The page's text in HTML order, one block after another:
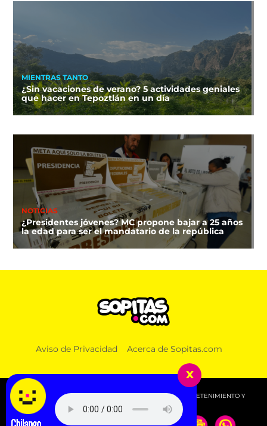
MIENTRAS TANTO
¿Sin vacaciones de verano? 5 actividades geniales
que hacer en Tepoztlán en un día
NOTICIAS
¿Presidentes jóvenes? MC propone bajar a 25 años
la edad para ser el mandatario de la república
Aviso de Privacidad Acerca de Sopitas.com
© 2026 SOPITAS.COM - MÚSICA, NOTICIAS, DEPORTES, ENTRETENIMIENTO Y
MÁS!.
x